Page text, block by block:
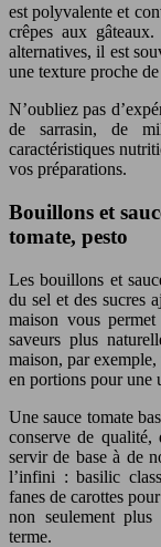
est polyvalente et
crêpes aux
alternatives, il est
une texture proche
N’oubliez pas
de sarrasin, de
caractéristiques
vos préparations.
Bouillons et
tomate, pesto
Les bouillons et
du sel et des sucres
maison vous
saveurs plus
maison, par
en portions pour une
Une sauce tomate
conserve de qualité,
servir de base à de
l’infini : basilic
fanes de carottes
non seulement
terme.